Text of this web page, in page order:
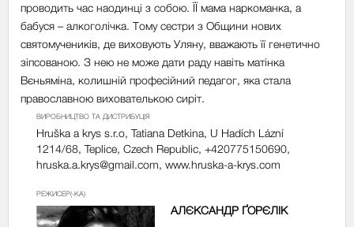
проводить час наодинці з собою. ЇЇ мама наркоманка, а
бабуся – алкоголічка. Тому cестри з Общини нових
святомучеників, де виховують Уляну, вважають її генетично
зіпсованою. З нею не може дати раду навіть матінка
Вєньяміна, колишній професійний педагог, яка стала
православною вихователькою сиріт.
ВИРОБНИЦТВО ТА ДИСТРИБУЦІЯ
Hruška a krys s.r.o, Tatiana Detkina, U Hadích Lázní
1214/68, Teplice, Czech Republic, +420775150690,
hruska.a.krys@gmail.com, www.hruska-a-krys.com
РЕЖИСЕР(-КА)
АЛЄКСАНДР ҐОРЄЛІК